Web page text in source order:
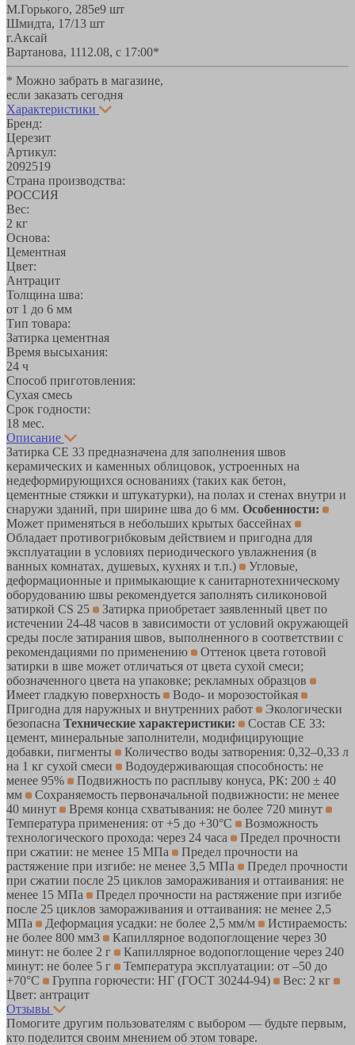
М.Горького, 285е9 шт
Шмидта, 17/13 шт
г.Аксай
Вартанова, 1112.08, с 17:00*
* Можно забрать в магазине,
если заказать сегодня
Характеристики
Бренд:
Церезит
Артикул:
2092519
Страна производства:
РОССИЯ
Вес:
2 кг
Основа:
Цементная
Цвет:
Антрацит
Толщина шва:
от 1 до 6 мм
Тип товара:
Затирка цементная
Время высыхания:
24 ч
Способ приготовления:
Сухая смесь
Срок годности:
18 мес.
Описание
Затирка CE 33 предназначена для заполнения швов
керамических и каменных облицовок, устроенных на
недеформирующихся основаниях (таких как бетон,
цементные стяжки и штукатурки), на полах и стенах внутри и
снаружи зданий, при ширине шва до 6 мм. Особенности:
Может применяться в небольших крытых бассейнах
Обладает противогрибковым действием и пригодна для
эксплуатации в условиях периодического увлажнения (в
ванных комнатах, душевых, кухнях и т.п.)
Угловые,
деформационные и примыкающие к санитарнотехническому
оборудованию швы рекомендуется заполнять силиконовой
затиркой CS 25
Затирка приобретает заявленный цвет по
истечении 24-48 часов в зависимости от условий окружающей
среды после затирания швов, выполненного в соответствии с
рекомендациями по применению
Оттенок цвета готовой
затирки в шве может отличаться от цвета сухой смеси;
обозначенного цвета на упаковке; рекламных образцов
Имеет гладкую поверхность
Водо- и морозостойкая
Пригодна для наружных и внутренних работ
Экологически
безопасна Технические характеристики:
Состав CE 33:
цемент, минеральные заполнители, модифицирующие
добавки, пигменты
Количество воды затворения: 0,32–0,33 л
на 1 кг сухой смеси
Водоудерживающая способность: не
менее 95%
Подвижность по расплыву конуса, РК: 200 ± 40
мм
Сохраняемость первоначальной подвижности: не менее
40 минут
Время конца схватывания: не более 720 минут
Температура применения: от +5 до +30°C
Возможность
технологического прохода: через 24 часа
Предел прочности
при сжатии: не менее 15 МПа
Предел прочности на
растяжение при изгибе: не менее 3,5 МПа
Предел прочности
при сжатии после 25 циклов замораживания и оттаивания: не
менее 15 МПа
Предел прочности на растяжение при изгибе
после 25 циклов замораживания и оттаивания: не менее 2,5
МПа
Деформация усадки: не более 2,5 мм/м
Истираемость:
не более 800 мм3
Капиллярное водопоглощение через 30
минут: не более 2 г
Капиллярное водопоглощение через 240
минут: не более 5 г
Температура эксплуатации: от –50 до
+70°C
Группа горючести: НГ (ГОСТ 30244-94)
Вес: 2 кг
Цвет: антрацит
Отзывы
Помогите другим пользователям с выбором — будьте первым,
кто поделится своим мнением об этом товаре.